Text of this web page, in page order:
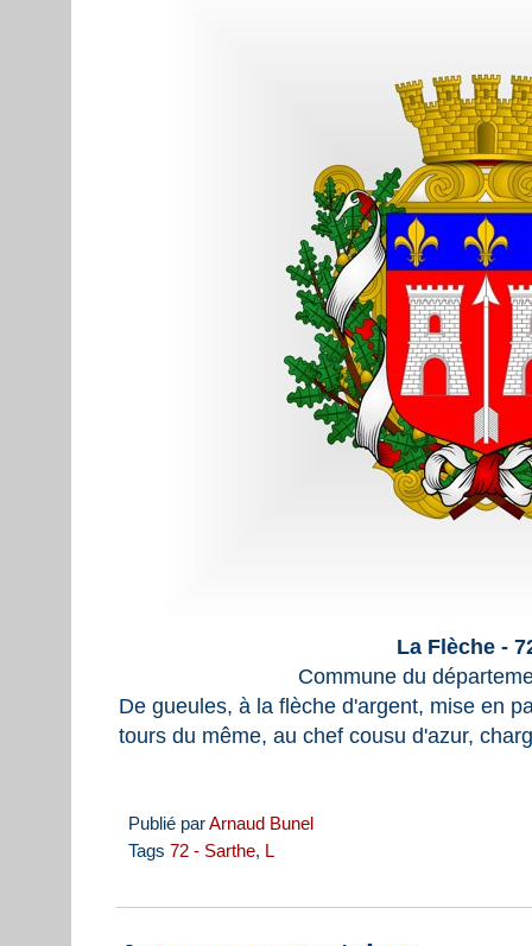
La Flèche -
Commune du
De gueules, à la flèche d'argent, mise en
tours du même, au chef cousu d'azur,
Publié parArnaud Bunel
Tags 72 - Sarthe, L